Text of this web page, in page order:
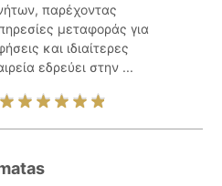
παρέχοντας
μεταφοράς για
και ιδιαίτερες
εδρεύει στην ...